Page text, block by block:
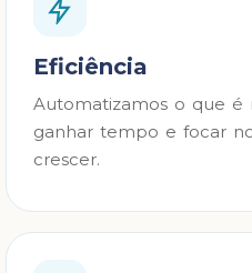
Eficiência
Automatizamos o que é
ganhar tempo e focar
crescer.